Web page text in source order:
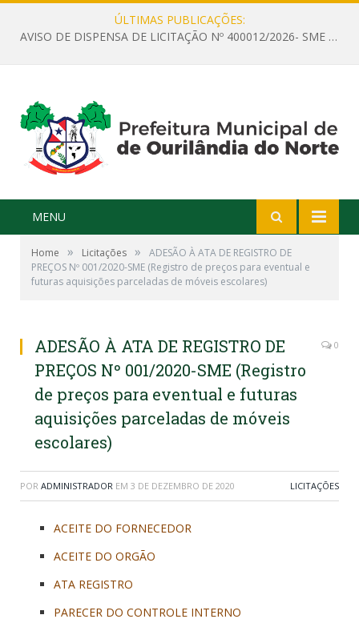
ÚLTIMAS PUBLICAÇÕES:
AVISO DE DISPENSA DE LICITAÇÃO Nº 400012/2026- SME – CONTRATAÇÃO DE EMPRESA ESPECIALIZADA PARA LOCAÇÃO DE ÔNIBUS EXECUTIVO COM CAPACIDADE DE 60 (SESSENTA) POLTRONAS, PARA TRANSPORTAR PROFESSORES RESPONSÁVEIS E ALUNOS PARA BRASÍLIA, COM SAÍDA DIA 10/08/2026 E RETORNO DIA 14/08/2026
MENU
Home » Licitações »
ADESÃO À ATA DE REGISTRO DE
PREÇOS Nº 001/2020-SME (Registro de preços para eventual e
futuras aquisições parceladas de móveis escolares)
ADESÃO À ATA DE REGISTRO DE
PREÇOS Nº 001/2020-SME (Registro
de preços para eventual e futuras
aquisições parceladas de móveis
escolares)
0
POR ADMINISTRADOR EM 3 DE DEZEMBRO DE 2020 LICITAÇÕES
ACEITE DO FORNECEDOR
ACEITE DO ORGÃO
ATA REGISTRO
PARECER DO CONTROLE INTERNO